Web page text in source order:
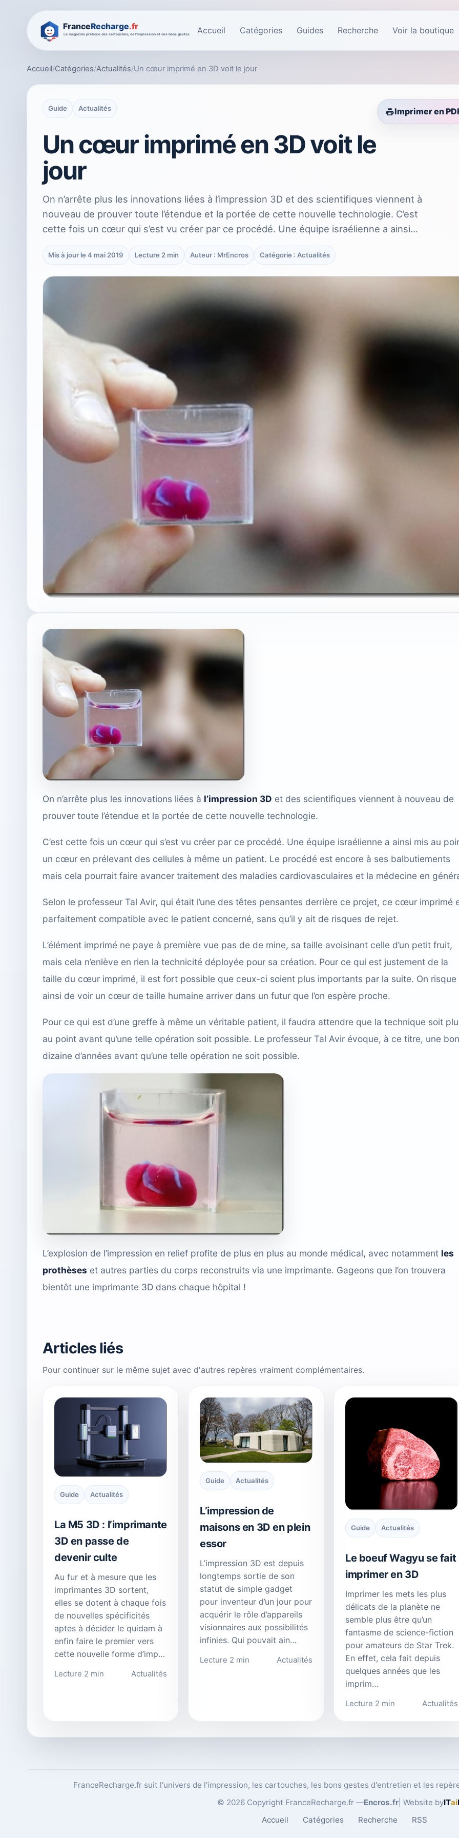
Accueil Catégories Guides Recherche Voir la boutique
Accueil/Catégories/Actualités/Un cœur imprimé en 3D voit le jour
Guide Actualités Imprimer en
Un cœur imprimé en 3D voit le
jour
On n’arrête plus les innovations liées à l’impression 3D et des scientifiques viennent à
nouveau de prouver toute l’étendue et la portée de cette nouvelle technologie. C’est
cette fois un cœur qui s’est vu créer par ce procédé. Une équipe israélienne a ainsi…
Mis à jour le 4 mai 2019 Lecture 2 min Auteur : MrEncros Catégorie : Actualités
On n’arrête plus les innovations liées à l’impression 3D et des scientifiques viennent à nouveau de
prouver toute l’étendue et la portée de cette nouvelle technologie.
C’est cette fois un cœur qui s’est vu créer par ce procédé. Une équipe israélienne a ainsi mis au
un cœur en prélevant des cellules à même un patient. Le procédé est encore à ses balbutiements
mais cela pourrait faire avancer traitement des maladies cardiovasculaires et la médecine en
Selon le professeur Tal Avir, qui était l’une des têtes pensantes derrière ce projet, ce cœur imprimé
parfaitement compatible avec le patient concerné, sans qu’il y ait de risques de rejet.
L’élément imprimé ne paye à première vue pas de de mine, sa taille avoisinant celle d’un petit fruit,
mais cela n’enlève en rien la technicité déployée pour sa création. Pour ce qui est justement de la
taille du cœur imprimé, il est fort possible que ceux-ci soient plus importants par la suite. On risque
ainsi de voir un cœur de taille humaine arriver dans un futur que l’on espère proche.
Pour ce qui est d’une greffe à même un véritable patient, il faudra attendre que la technique soit
au point avant qu’une telle opération soit possible. Le professeur Tal Avir évoque, à ce titre, une
dizaine d’années avant qu’une telle opération ne soit possible.
L’explosion de l’impression en relief profite de plus en plus au monde médical, avec notamment les
prothèses et autres parties du corps reconstruits via une imprimante. Gageons que l’on trouvera
bientôt une imprimante 3D dans chaque hôpital !
Articles liés
Pour continuer sur le même sujet avec d'autres repères vraiment complémentaires.
Guide Actualités
La M5 3D : l’imprimante
3D en passe de
devenir culte
Au fur et à mesure que les
imprimantes 3D sortent,
elles se dotent à chaque fois
de nouvelles spécificités
aptes à décider le quidam à
enfin faire le premier vers
cette nouvelle forme d’imp…
Lecture 2 min Actualités
Guide Actualités
L’impression de
maisons en 3D en plein
essor
L’impression 3D est depuis
longtemps sortie de son
statut de simple gadget
pour inventeur d’un jour pour
acquérir le rôle d’appareils
visionnaires aux possibilités
infinies. Qui pouvait ain…
Lecture 2 min Actualités
Guide Actualités
Le boeuf Wagyu se fait
imprimer en 3D
Imprimer les mets les plus
délicats de la planète ne
semble plus être qu’un
fantasme de science-fiction
pour amateurs de Star Trek.
En effet, cela fait depuis
quelques années que les
imprim…
Lecture 2 min Actualités
FranceRecharge.fr suit l'univers de l'impression, les cartouches, les bons gestes d'entretien et les
© 2026 Copyright FranceRecharge.fr —Encros.fr | Website byITai
Accueil
Catégories Recherche RSS